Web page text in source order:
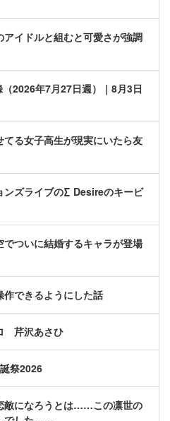
アイドルと組むと可愛さが強調
2026年7月27日週）｜8月3日
てる女子高生が現実にいたら友
ンズライブの∑ Desireのキービ
でついに結婚するキャラが登場
作できるようにした話
芹沢あさひ
祭2026
敵になろうとは……この凛世の